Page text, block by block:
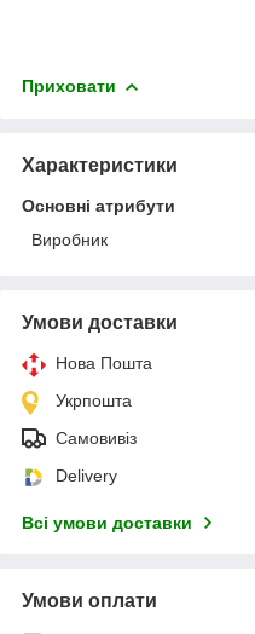
Приховати
Характеристики
Основні атрибути
Виробник
Умови доставки
Нова Пошта
Укрпошта
Самовивіз
Delivery
Всі умови доставки
Умови оплати